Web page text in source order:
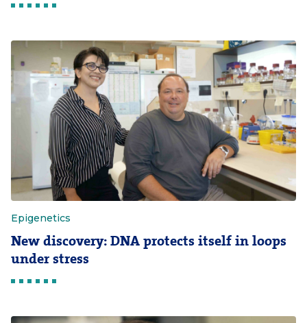
Epigenetics
New discovery: DNA protects itself in loops
under stress